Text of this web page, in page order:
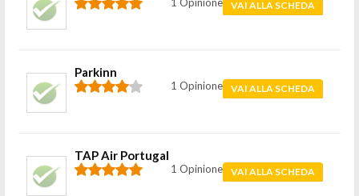
VAI ALLA SCHEDA
Parkinn
1 Opinione VAI ALLA SCHEDA
TAP Air Portugal
1 Opinione VAI ALLA SCHEDA